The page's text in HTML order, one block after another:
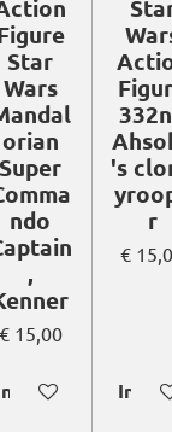
Star
Wars
orian
Super
ndo
,
€ 15,00
winkelwagen
's
r
€
In